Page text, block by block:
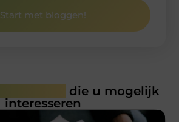
Start met bloggen!
die u mogelijk
interesseren